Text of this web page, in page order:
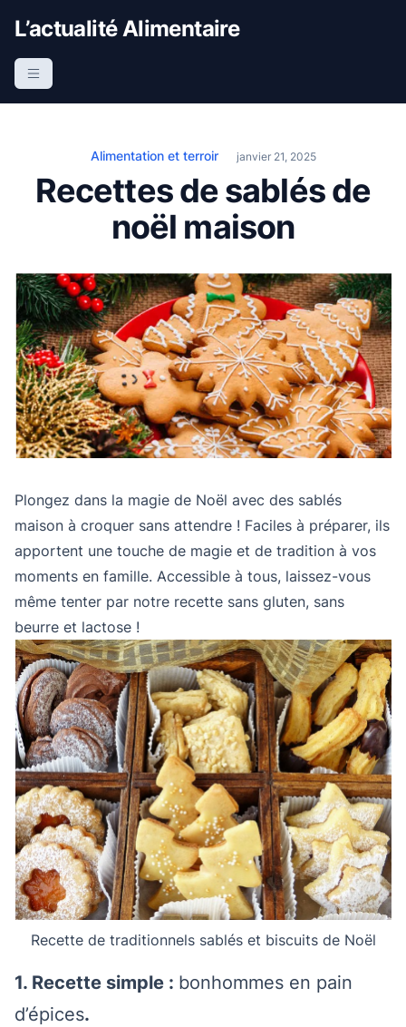
t
L’actualité Alimentaire
Alimentation et terroir janvier 21, 2025
Recettes de sablés de
noël maison
Plongez dans la magie de Noël avec des sablés
maison à croquer sans attendre ! Faciles à préparer, ils
apportent une touche de magie et de tradition à vos
moments en famille. Accessible à tous, laissez-vous
même tenter par notre recette sans gluten, sans
beurre et lactose !
Recette de traditionnels sablés et biscuits de Noël
1. Recette simple : bonhommes en pain
d’épices.